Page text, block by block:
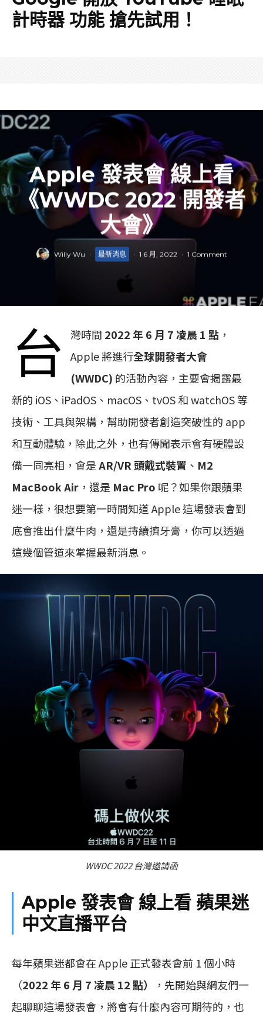
計時器 功能 搶先試用！
Apple 發表會 線上看
《WWDC 2022 開發者
大會》
Willy Wu · 最新消息 · 1 6 月, 2022 · 1 Comment
台 灣時間 2022 年 6 月 7 凌晨 1 點 ，
Apple 將進行全球開發者大會
(WWDC) 的活動內容，主要會揭露最
新的 iOS、iPadOS、macOS、tvOS 和 watchOS 等
技術、工具與架構，幫助開發者創造突破性的 app
和互動體驗，除此之外，也有傳聞表示會有硬體設
備一同亮相，會是AR/VR 頭戴式裝置 、 M2
MacBook Air ，還是 Mac Pro 呢？如果你跟蘋果
迷一樣，很想要第一時間知道 Apple 這場發表會到
底會推出什麼牛肉，還是持續擠牙膏，你可以透過
這幾個管道來掌握最新消息。
WWDC 2022 台灣邀請函
Apple 發表會 線上看 蘋果迷
中文直播平台
每年蘋果迷都會在 Apple 正式發表會前 1 個小時
（2022 年 6 月 7 凌晨 12 點）
，先開始與網友們一
起聊聊這場發表會，將會有什麼內容可期待的，也